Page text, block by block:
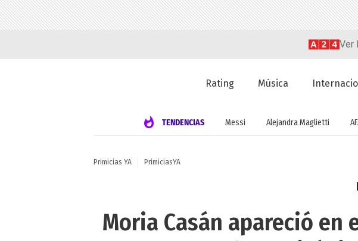
Ver
Rating Música
TENDENCIAS Messi Alejandra Maglietti
Primicias YA PrimiciasYA
Moria Casán apareció en